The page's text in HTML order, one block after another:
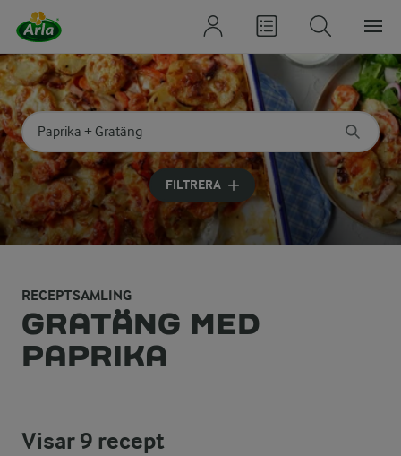
Sök på kategori eller ingrediens
Skriv in sökord för att få förslag
FILTRERA
RECEPTSAMLING
GRATÄNG MED
PAPRIKA
Visar9 recept